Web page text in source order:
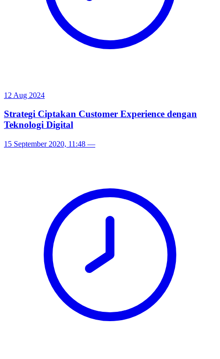
12 Aug 2024
Strategi Ciptakan Customer Experience dengan
Teknologi Digital
15 September 2020, 11:48 —